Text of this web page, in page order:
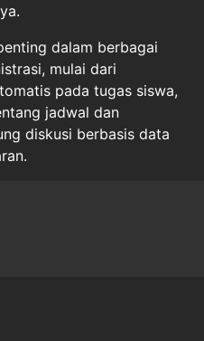
dalam berbagai
mulai dari
pada tugas siswa,
jadwal dan
diskusi berbasis data